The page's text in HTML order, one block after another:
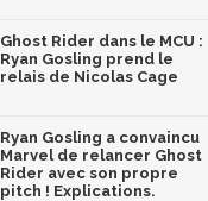
Ghost Rider dans le MCU :
Ryan Gosling prend le
relais de Nicolas Cage
Ryan Gosling a convaincu
Marvel de relancer Ghost
Rider avec son propre
pitch ! Explications.